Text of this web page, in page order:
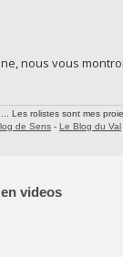
nous vous
Les rolistes sont mes
de Sens - Le Blog du Val
videos